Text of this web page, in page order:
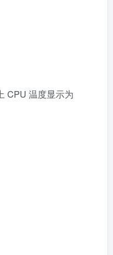
CPU 温度显示为